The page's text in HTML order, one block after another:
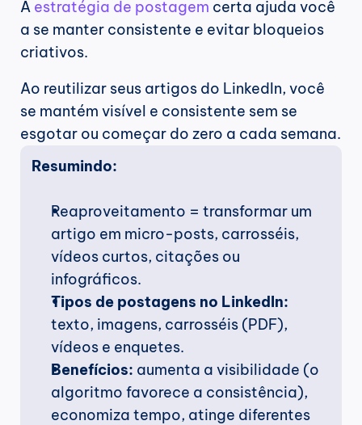
A estratégia de postagem certa ajuda você
a se manter consistente e evitar bloqueios
criativos.
Ao reutilizar seus artigos do LinkedIn, você
se mantém visível e consistente sem se
esgotar ou começar do zero a cada semana.
Resumindo:
Reaproveitamento = transformar um
artigo em micro-posts, carrosséis,
vídeos curtos, citações ou
infográficos.
Tipos de postagens no LinkedIn:
texto, imagens, carrosséis (PDF),
vídeos e enquetes.
Benefícios: aumenta a visibilidade (o
algoritmo favorece a consistência),
economiza tempo, atinge diferentes